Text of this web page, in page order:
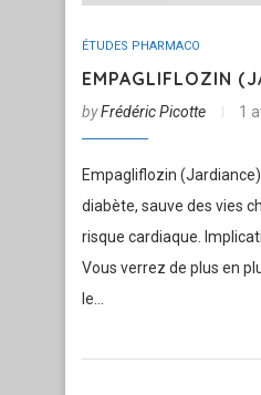
ÉTUDES PHARMACO
EMPAGLIFLOZIN
byFrédéric Picotte 1
Empagliflozin
diabète, sauve des vies
risque cardiaque.
Vous verrez de plus en
le…